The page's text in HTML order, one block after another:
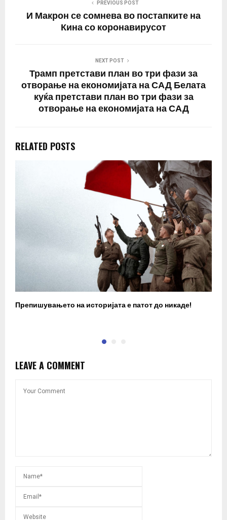
PREVIOUS POST
И Макрон се сомнева во постапките на
Кина со коронавирусот
NEXT POST
Трамп претстави план во три фази за
отворање на економијата на САД Белата
куќа претстави план во три фази за
отворање на економијата на САД
RELATED POSTS
Препишувањето на историјата е патот до никаде!
LEAVE A COMMENT